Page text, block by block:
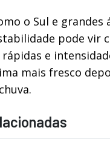
o Sul e grandes
pode vir
e
mais fresco